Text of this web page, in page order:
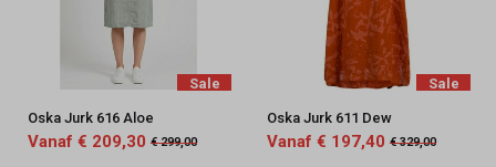
Sale
Oska Jurk 616 Aloe
Vanaf € 209,30 € 299,00
Sale
Oska Jurk 611 Dew
Vanaf € 197,40 € 329,00